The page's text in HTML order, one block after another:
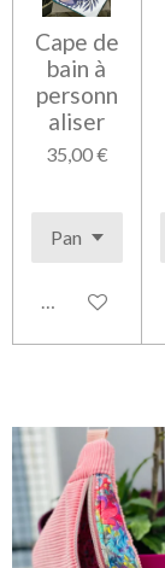
Cape de
bain à
personn
aliser
35,00 €
Voir les détails